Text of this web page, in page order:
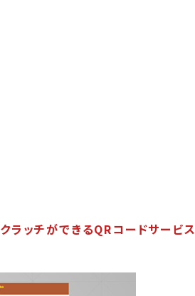
ラッチができるQRコードサービス